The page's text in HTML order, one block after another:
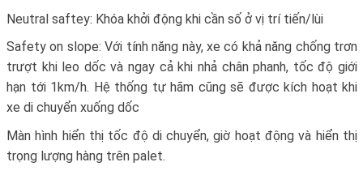
Neutral saftey: Khóa khởi động khi cần số ở vị trí tiến/lùi
Safety on slope: Với tính năng này, xe có khả năng chống trơn
trượt khi leo dốc và ngay cả khi nhả chân phanh, tốc độ giới
hạn tới 1km/h. Hệ thống tự hãm cũng sẽ được kích hoạt khi
xe di chuyển xuống dốc
Màn hình hiển thị tốc độ di chuyển, giờ hoạt động và hiển thị
trọng lượng hàng trên palet.